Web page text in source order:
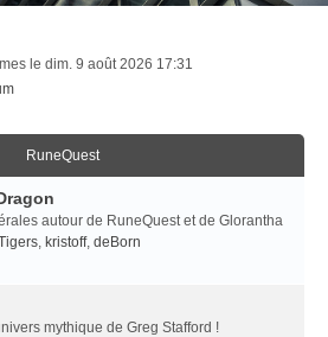
le dim. 9 août 2026 17:31
RuneQuest
autour de RuneQuest et de Glorantha
, kristoff, deBorn
mythique de Greg Stafford !